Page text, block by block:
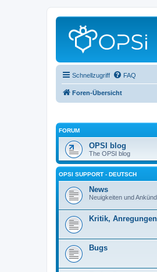
Schnellzugriff FAQ
Foren-Übersicht
FORUM
OPSI blog
The OPSI blog
OPSI SUPPORT - DEUTSCH
News
Neuigkeiten und
Kritik,
Bugs